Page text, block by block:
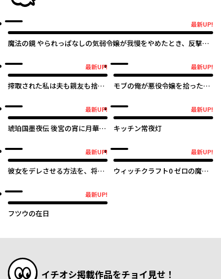
最新UP!
魔法の鏡 やられっぱなしの気弱令嬢が我慢をやめたとき、反撃を
最新UP!
搾取された私は夫も親友も捨て
最新UP!
モブの俺が悪役令嬢を拾ったん
勝手楽しみます～
最新UP!
琥珀国墨夜伝 後宮の宵に月華は
最新UP!
キッチン常夜灯
最新UP!
彼女をデレさせる方法を、将来
最新UP!
ウィッチクラフト0 ゼロの魔女
最新UP!
フツウの在日
イチオシ掲載作品をチョイ見せ！